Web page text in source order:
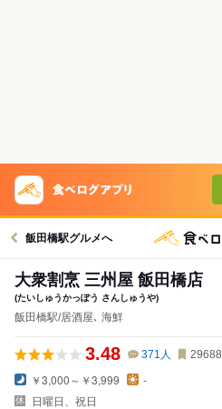
飯田橋駅グルメへ
大衆割烹 三州屋 飯田橋店
(たいしゅうかっぽう さんしゅうや)
飯田橋駅/居酒屋､ 海鮮
3.48 371 人 29688
￥3,000～￥3,999
-
日曜日、祝日